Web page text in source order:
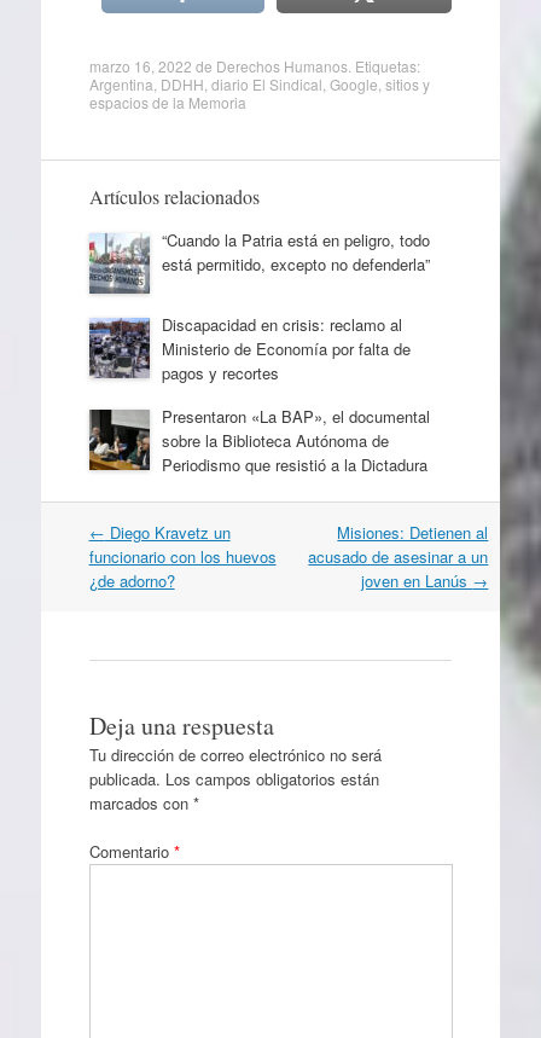
marzo 16, 2022 de Derechos Humanos. Etiquetas:
Argentina DDHH diario El Sindical Google sitios y
espacios de la Memoria
Artículos relacionados
“Cuando la Patria está en peligro, todo
está permitido, excepto no defenderla”
Discapacidad en crisis: reclamo al
Ministerio de Economía por falta de
pagos y recortes
Presentaron «La BAP», el documental
sobre la Biblioteca Autónoma de
Periodismo que resistió a la Dictadura
Navegación
por
artículos
← Diego Kravetz un
funcionario con los huevos
¿de adorno?
Misiones: Detienen al
acusado de asesinar a un
joven en Lanús →
Deja una respuesta
Tu dirección de correo electrónico no será
publicada. Los campos obligatorios están
marcados con *
Comentario *